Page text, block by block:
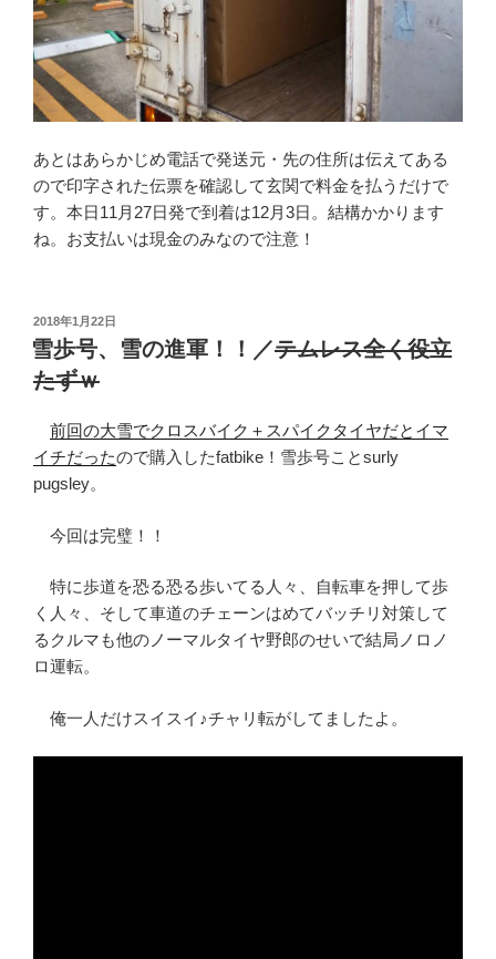
あとはあらかじめ電話で発送元・先の住所は伝えてある
ので印字された伝票を確認して玄関で料金を払うだけで
す。本日11月27日発で到着は12月3日。結構かかります
ね。お支払いは現金のみなので注意！
投
稿
日:
2018年1月22日
雪歩号、雪の進軍！！／テムレス全く役立
たずｗ
前回の大雪でクロスバイク＋スパイクタイヤだとイマ
イチだったので購入したfatbike！雪歩号ことsurly
pugsley。
今回は完璧！！
特に歩道を恐る恐る歩いてる人々、自転車を押して歩
く人々、そして車道のチェーンはめてバッチリ対策して
るクルマも他のノーマルタイヤ野郎のせいで結局ノロノ
ロ運転。
俺一人だけスイスイ♪チャリ転がしてましたよ。